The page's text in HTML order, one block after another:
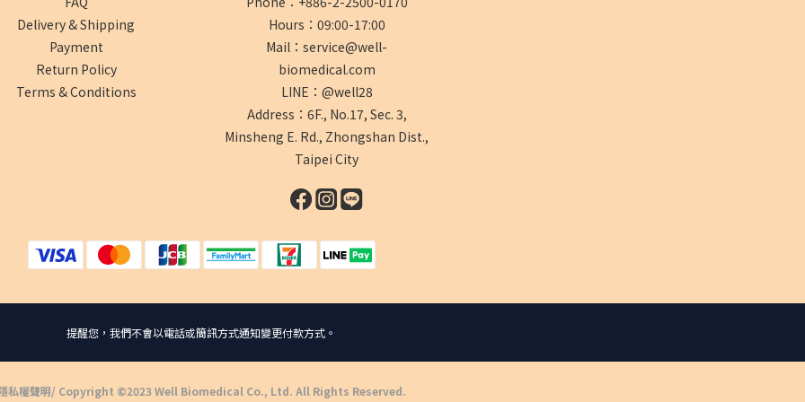
Delivery & Shipping
Payment
Return Policy
Terms & Conditions
Hours：09:00-17:00
Mail：service@well-
biomedical.com
LINE：@well28
Address：6F., No.17, Sec. 3,
Minsheng E. Rd., Zhongshan Dist.,
Taipei City
提醒您，我們不會以電話或簡訊方式通知變更付款方式。
私權聲明/ Copyright ©2023 Well Biomedical Co., Ltd. All Rights Reserved.